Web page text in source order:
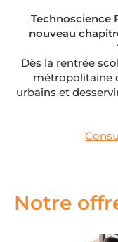
Technoscience
nouveau
Dès la rentrée
métropolitaine
urbains et
Notre